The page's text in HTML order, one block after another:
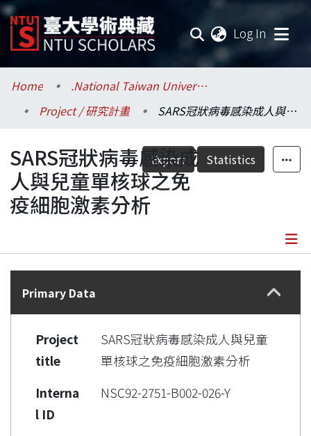
Log In
Communities & Collections
Research Outputs
Fundings & Projects
Researchers
Statistics
Home
.National Taiwan University / 國立臺灣大學
Project / 研究計畫
SARS冠狀病毒感染成人與兒童單核球之免疫細胞激素分析
Export Statistics
SARS冠狀病毒感染成
人與兒童單核球之免
疫細胞激素分析
Details
Primary Data
Project
title
SARS冠狀病毒感染成人與兒童
單核球之免疫細胞激素分析
Interna
l ID
NSC92-2751-B002-026-Y